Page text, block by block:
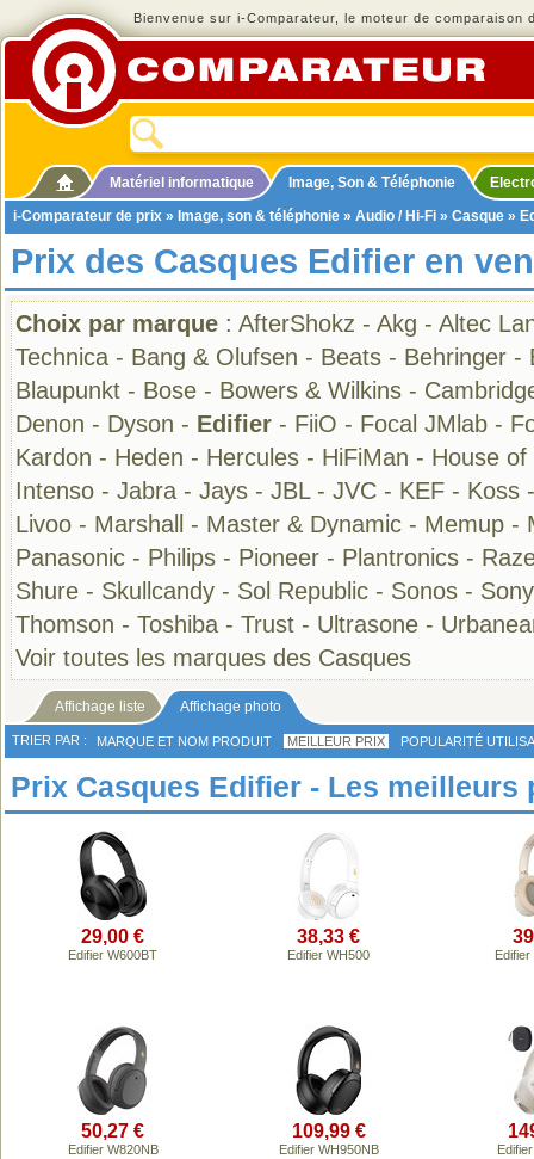
Bienvenue sur i-Comparateur, le moteur de comparaison
Matériel informatique Image, Son & Téléphonie
i-Comparateur de prix » Image, son & téléphonie » Audio / Hi-Fi » Casque »
Prix des Casques Edifier en
Choix par marque : AfterShokz - Akg - Altec
Technica - Bang & Olufsen - Beats - Behringer -
Blaupunkt - Bose - Bowers & Wilkins -
Denon - Dyson - Edifier - FiiO - Focal JMlab -
Kardon - Heden - Hercules - HiFiMan - House of
Intenso - Jabra - Jays - JBL- JVC - KEF - Koss
Livoo - Marshall - Master & Dynamic - Memup -
Panasonic - Philips - Pioneer - Plantronics -
Shure - Skullcandy - Sol Republic - Sonos - Sony
Thomson - Toshiba - Trust - Ultrasone -
Voir toutes les marques des Casques
Affichage liste Affichage photo
TRIER PAR : MARQUE ET NOM PRODUIT MEILLEUR PRIX POPULARITÉ
Prix Casques Edifier - Les meilleurs
29,00 €
Edifier W600BT
38,33 €
Edifier WH500 Edifier
50,27 €
Edifier W820NB
109,99 €
Edifier WH950NB